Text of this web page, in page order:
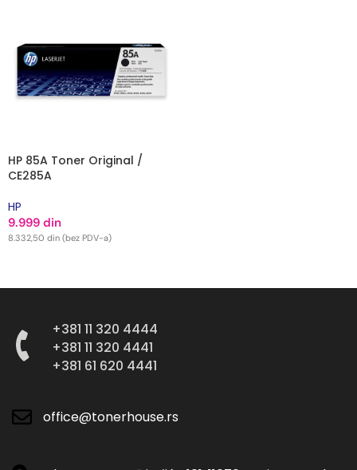
HP 85A Toner Original /
CE285A
HP
9.999 din
8.332,50 din (bez PDV-a)
+381 11 320 4444
+381 11 320 4441
+381 61 620 4441
office@tonerhouse.rs